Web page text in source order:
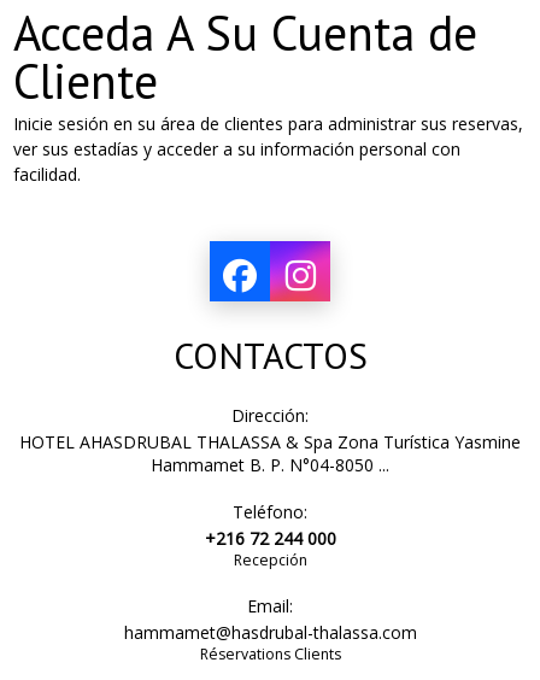
Acceda A Su Cuenta de
Cliente
Inicie sesión en su área de clientes para administrar sus reservas,
ver sus estadías y acceder a su información personal con
facilidad.
CONTACTOS
Dirección:
HOTEL AHASDRUBAL THALASSA & Spa Zona Turística Yasmine
Hammamet B. P. N°04-8050 ...
Teléfono:
+216 72 244 000
Recepción
Email:
hammamet@hasdrubal-thalassa.com
Réservations Clients